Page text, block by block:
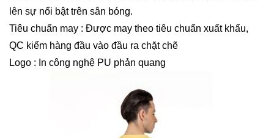
lên sự nổi bật trên sân bóng.
Tiêu chuẩn may : Được may theo tiêu chuẩn xuất khẩu,
QC kiểm hàng đầu vào đầu ra chặt chẽ
Logo : In công nghệ PU phản quang